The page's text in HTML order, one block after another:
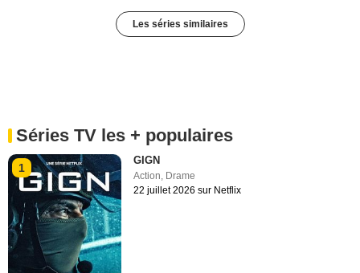
Les séries similaires
Séries TV les + populaires
1
GIGN
Action Drame
22 juillet 2026 sur Netflix